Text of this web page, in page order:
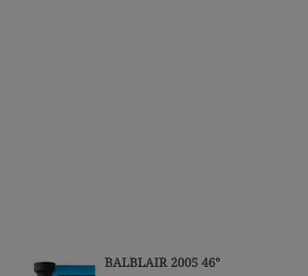
BALBLAIR 2005 46°